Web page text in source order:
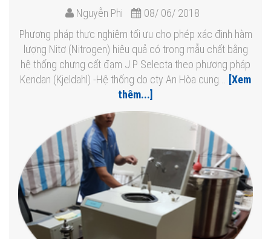
Nguyễn Phi
08/ 06/ 2018
Phương pháp thực nghiệm tối ưu cho phép xác định hàm
lượng Nitơ (Nitrogen) hiệu quả có trong mẫu chất bằng
hệ thống chưng cất đạm J.P Selecta theo phương pháp
Kendan (Kjeldahl) -Hệ thống do cty An Hòa cung...
[Xem
thêm...]